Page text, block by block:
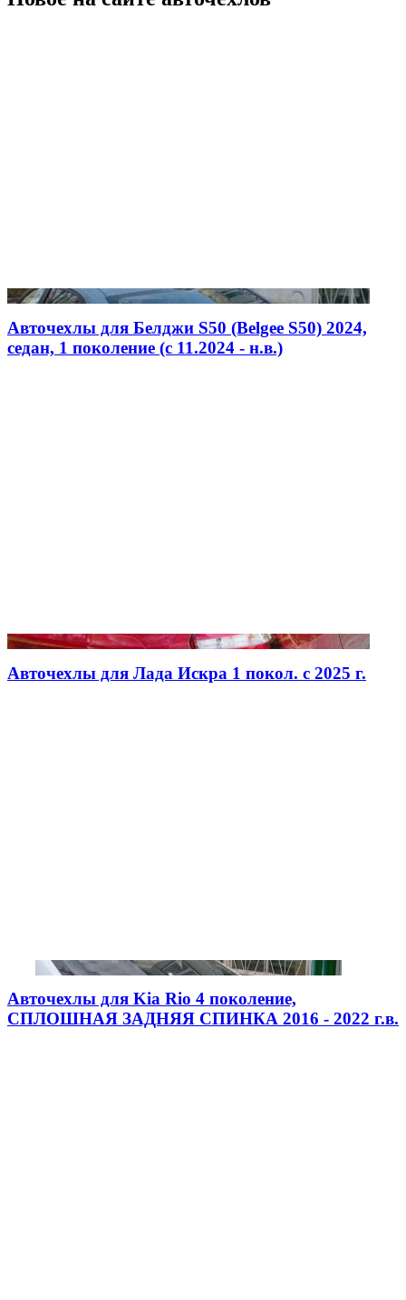
Авточехлы для Белджи S50 (Belgee S50) 2024,
седан, 1 поколение (c 11.2024 - н.в.)
Авточехлы для Лада Искра 1 покол. с 2025 г.
Авточехлы для Kia Rio 4 поколение,
СПЛОШНАЯ ЗАДНЯЯ СПИНКА 2016 - 2022 г.в.